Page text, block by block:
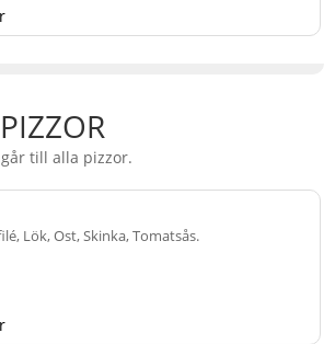
till alla pizzor.
Lök, Ost, Skinka, Tomatsås.